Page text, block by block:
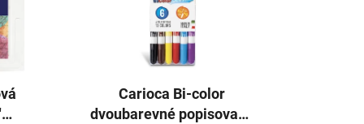
Carioca Bi-color
dvoubarevné popisovače